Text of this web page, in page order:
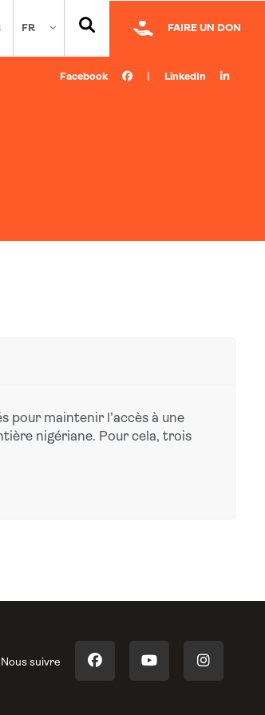
FR FAIRE UN DON
Facebook LinkedIn
pour maintenir l’accès à une
nigériane. Pour cela, trois
Nous suivre